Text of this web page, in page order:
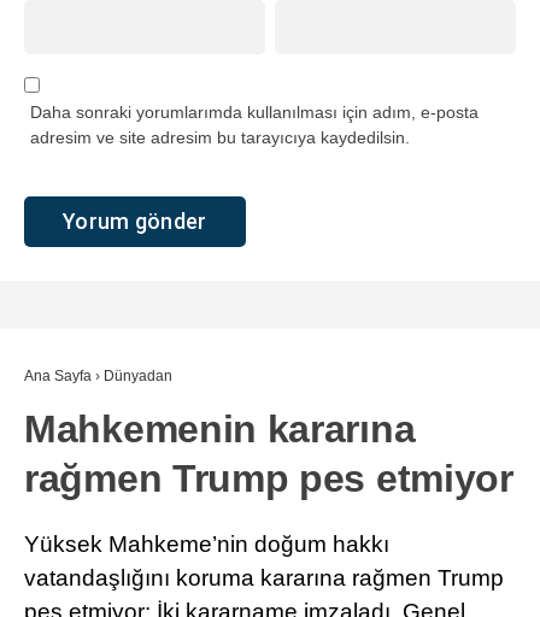
Daha sonraki yorumlarımda kullanılması için adım, e-posta
adresim ve site adresim bu tarayıcıya kaydedilsin.
Ana Sayfa › Dünyadan
Mahkemenin kararına
rağmen Trump pes etmiyor
Yüksek Mahkeme’nin doğum hakkı
vatandaşlığını koruma kararına rağmen Trump
pes etmiyor: İki kararname imzaladı. Genel